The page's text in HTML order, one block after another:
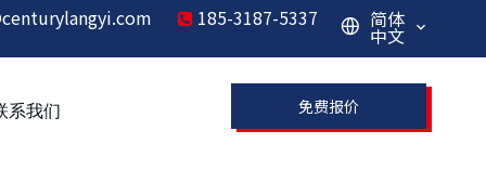
185-3187-5337 简体
中文
系我们 免费报价